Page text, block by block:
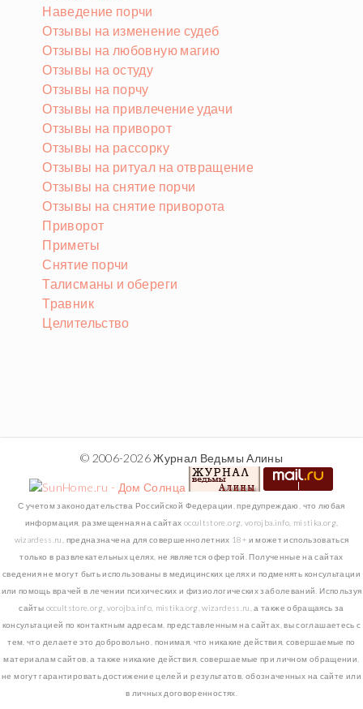
Наведение порчи
Отзывы на изменение судеб
Отзывы на любовную магию
Отзывы на остуду
Отзывы на порчу
Отзывы на привлечение удачи
Отзывы на приворот
Отзывы на рассорку
Отзывы на ритуал на отвращение
Отзывы на снятие порчи
Отзывы на снятие приворота
Приворот
Приметы
Снятие порчи
Талисманы и обереги
Травник
Целительство
© 2006-2026 Журнал Ведьмы Алины
С учетом законодательства Российской Федерации, предупреждаю, что любая
информация, размещенная на сайтах occultstore.org, vorojba.info, mistika.org,
wizardess.ru, предназначена для совершеннолетних 18+ и может использоваться
только в развлекательных целях, не является офертой. Полученные на сайтах
сведения не могут быть использованы в медицинских целях и подменять консультации
или помощь врачей в лечении психических и физиологических заболеваний. Используя
сайты occultstore.org, vorojba.info, mistika.org, wizardess.ru, а также обращаясь за
консультацией по контактным адресам, представленным на сайтах, вы соглашаетесь с
тем, что делаете это добровольно, понимая, что никакие действия, совершаемые по
материалам сайтов, а также никакие действия, совершаемые при личном обращении,
не могут гарантировать достижение целей и результатов, обозначенных на сайте или
в личных договоренностях.